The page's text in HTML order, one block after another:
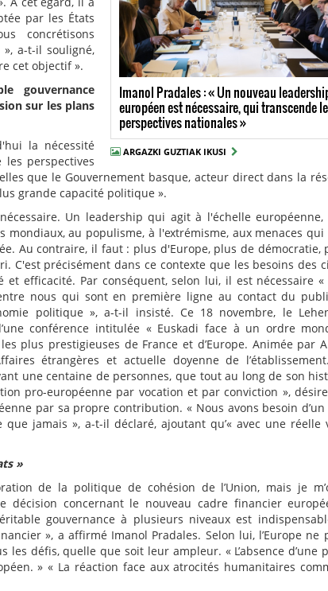
Imanol Pradales : « Un nouveau
européen est nécessaire, qui transcende
perspectives nationales »
ARGAZKI GUZTIAK IKUSI
par les États
concrétisons
a-t-il souligné,
cet objectif ».
gouvernance
sur les plans
la nécessité
perspectives
que le Gouvernement basque, acteur direct dans la
grande capacité politique ».
Un leadership qui agit à l'échelle
mondiaux, au populisme, à l'extrémisme, aux menaces qui
Au contraire, il faut : plus d'Europe, plus de démocratie,
C'est précisément dans ce contexte que les besoins des
efficacité. Par conséquent, selon lui, il est nécessaire «
nous qui sont en première ligne au contact du
politique », a-t-il insisté. Ce 18 novembre, le
conférence intitulée « Euskadi face à un ordre
plus prestigieuses de France et d’Europe. Animée par
étrangères et actuelle doyenne de
une centaine de personnes, que tout au long de son
pro-européenne par vocation et par conviction »,
par sa propre contribution. « Nous avons besoin
jamais », a-t-il déclaré, ajoutant qu’« avec une réelle
»
de la politique de cohésion de l’Union, mais je
concernant le nouveau cadre financier
gouvernance à plusieurs niveaux est
», a affirmé Imanol Pradales. Selon lui, l’Europe ne
défis, quelle que soit leur ampleur. « L’absence d’une
» « La réaction face aux atrocités humanitaires